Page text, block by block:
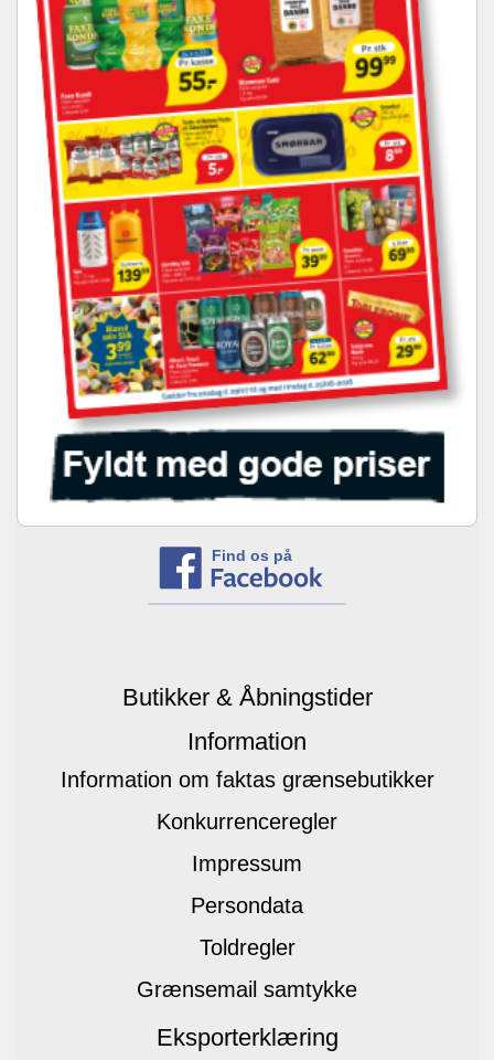
Find os på
Butikker & Åbningstider
Information
Information om faktas grænsebutikker
Konkurrenceregler
Impressum
Persondata
Toldregler
Grænsemail samtykke
Eksporterklæring